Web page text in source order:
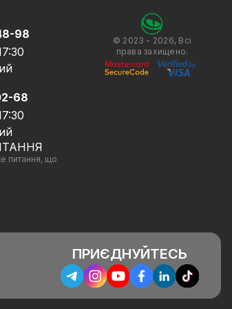
98
68
питання, що
© 2023 - 2026, Всі
права захищено.
ПРИЄДНУЙТЕСЬ